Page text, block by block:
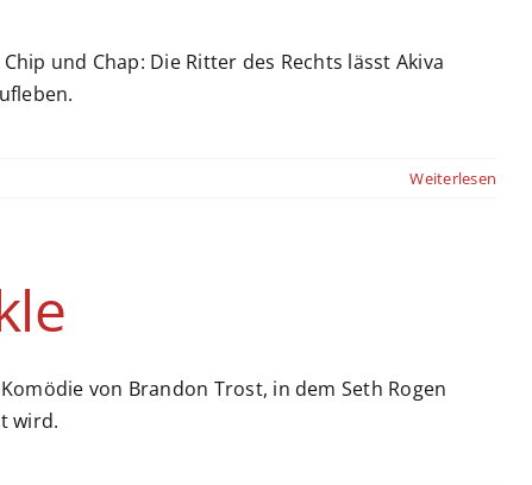
und Chap: Die Ritter des Rechts lässt Akiva
Weiterlesen
von Brandon Trost, in dem Seth Rogen
wird.